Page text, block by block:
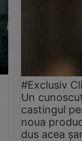
#Exclusiv
Un
castingul
noua
dus acea